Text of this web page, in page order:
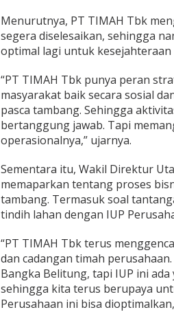
Menurutnya, PT TIMAH Tbk
segera diselesaikan, sehingga
optimal lagi untuk kesejahteraan
“PT TIMAH Tbk punya peran
masyarakat baik secara sosial
pasca tambang. Sehingga
bertanggung jawab. Tapi
operasionalnya,” ujarnya.
Sementara itu, Wakil Direktur
memaparkan tentang proses
tambang. Termasuk soal
tindih lahan dengan IUP
“PT TIMAH Tbk terus
dan cadangan timah
Bangka Belitung, tapi IUP ini
sehingga kita terus berupaya
Perusahaan ini bisa